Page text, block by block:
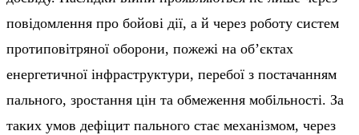
повідомлення про бойові дії, а й через роботу систем
протиповітряної оборони, пожежі на об’єктах
енергетичної інфраструктури, перебої з постачанням
пального, зростання цін та обмеження мобільності. За
таких умов дефіцит пального стає механізмом, через